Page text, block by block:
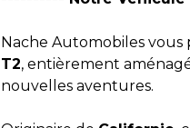
Nache Automobiles
T2, entièrement
nouvelles aventures.